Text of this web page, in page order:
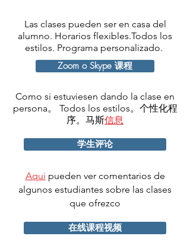
Las clases pueden ser en casa del
alumno. Horarios flexibles.Todos los
estilos. Programa personalizado.
Zoom o Skype 课程
Como si estuviesen dando la clase en
persona。 Todos los estilos。个性化程
序。马斯信息
学生评论
Aqui pueden ver comentarios de
algunos estudiantes sobre las clases
que ofrezco
在线课程视频